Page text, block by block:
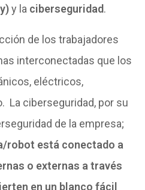
y la ciberseguridad.
de los trabajadores
interconectadas que los
eléctricos,
La ciberseguridad, por su
de la empresa;
robot está conectado a
o externas a través
en un blanco fácil